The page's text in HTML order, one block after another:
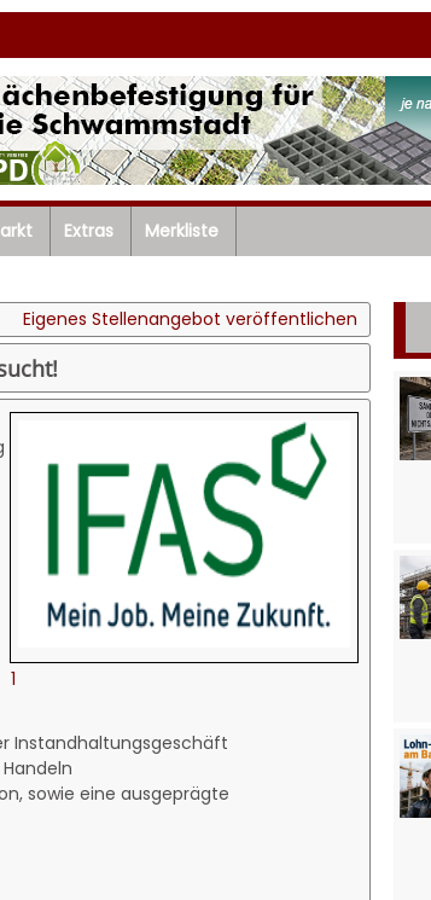
Extras
Merkliste
Eigenes Stellenangebot veröffentlichen
1
Instandhaltungsgeschäft
sowie eine ausgeprägte